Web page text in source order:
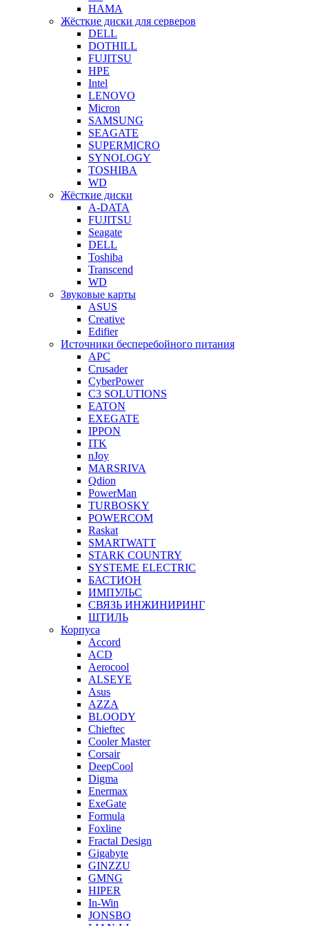
HAMA
Жёсткие диски для серверов
DELL
DOTHILL
FUJITSU
HPE
Intel
LENOVO
Micron
SAMSUNG
SEAGATE
SUPERMICRO
SYNOLOGY
TOSHIBA
WD
Жёсткие диски
A-DATA
FUJITSU
Seagate
DELL
Toshiba
Transcend
WD
Звуковые карты
ASUS
Creative
Edifier
Источники бесперебойного питания
APC
Crusader
CyberPower
C3 SOLUTIONS
EATON
EXEGATE
IPPON
ITK
nJoy
MARSRIVA
Qdion
PowerMan
TURBOSKY
POWERCOM
Raskat
SMARTWATT
STARK COUNTRY
SYSTEME ELECTRIC
БАСТИОН
ИМПУЛЬС
СВЯЗЬ ИНЖИНИРИНГ
ШТИЛЬ
Корпуса
Accord
ACD
Aerocool
ALSEYE
Asus
AZZA
BLOODY
Chieftec
Cooler Master
Corsair
DeepCool
Digma
Enermax
ExeGate
Formula
Foxline
Fractal Design
Gigabyte
GINZZU
GMNG
HIPER
In-Win
JONSBO